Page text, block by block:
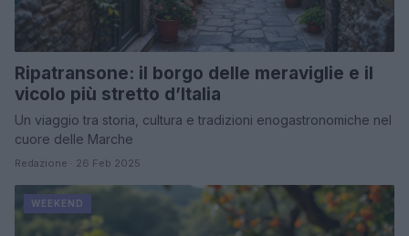
Ripatransone: il borgo delle meraviglie e il
vicolo più stretto d’Italia
Un viaggio tra storia, cultura e tradizioni enogastronomiche nel
cuore delle Marche
Redazione · 26 Feb 2025
WEEKEND